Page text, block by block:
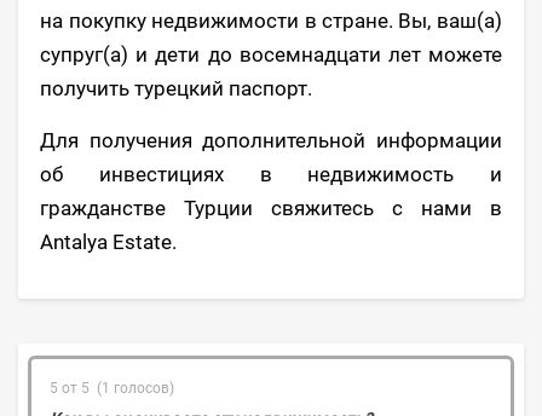
на покупку недвижимости в стране. Вы, ваш(а)
супруг(а) и дети до восемнадцати лет можете
получить турецкий паспорт.
Для получения дополнительной информации
об инвестициях в недвижимость и
гражданстве Турции свяжитесь с нами в
Antalya Estate.
5 от 5 (1 голосов)